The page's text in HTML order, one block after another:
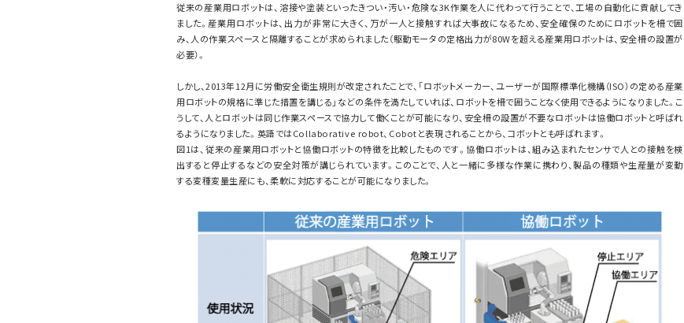
従来の産業用ロボットは、溶接や塗装といったきつい・汚い・危険な3K作業を人に代わって行うことで、工場の自動化に貢献してき
ました。産業用ロボットは、出力が非常に大きく、万が一人と接触すれば大事故になるため、安全確保のためにロボットを柵で囲
み、人の作業スペースと隔離することが求められました（駆動モータの定格出力が80Wを超える産業用ロボットは、安全柵の設置が
必要）。
しかし、2013年12月に労働安全衛生規則が改定されたことで、「ロボットメーカー、ユーザーが国際標準化機構（ISO）の定める産業
用ロボットの規格に準じた措置を講じる」などの条件を満たしていれば、ロボットを柵で囲うことなく使用できるようになりました。こ
うして、人とロボットは同じ作業スペースで協力して働くことが可能になり、安全柵の設置が不要なロボットは協働ロボットと呼ばれ
るようになりました。英語ではCollaborative robot、Cobotと表現されることから、コボットとも呼ばれます。
図1は、従来の産業用ロボットと協働ロボットの特徴を比較したものです。協働ロボットは、組み込まれたセンサで人との接触を検
出すると停止するなどの安全対策が講じられています。このことで、人と一緒に多様な作業に携わり、製品の種類や生産量が変動
する変種変量生産にも、柔軟に対応することが可能になりました。